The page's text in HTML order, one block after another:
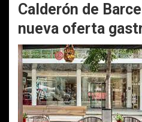
Calderón de
nueva oferta